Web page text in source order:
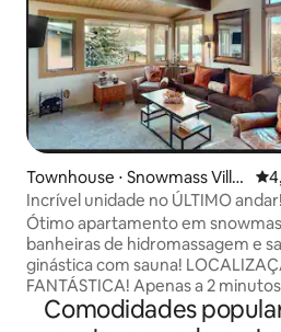
Townhouse ⋅ Snowmass Villa
ge
Incrível unidade no ÚLTIMO andar!
Ótimas vistas. Caminhe até tudo
Ótimo apartamento em
banheiras de hidromassagem e
ginástica com sauna!
FANTÁSTICA! Apenas a 2
das pistas, ônibus gratuito para
shopping com lojas e restaurantes.
Comodidades